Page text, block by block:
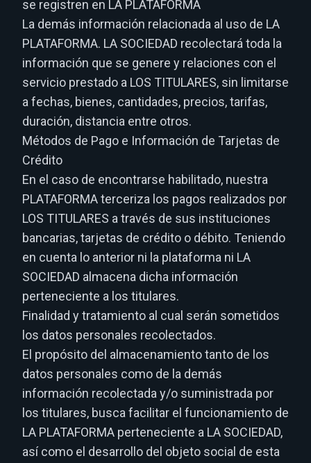
se registren en LA PLATAFORMA
La demás información relacionada al uso de LA
PLATAFORMA. LA SOCIEDAD recolectará toda la
información que se genere y relaciones con el
servicio prestado a LOS TITULARES, sin limitarse
a fechas, bienes, cantidades, precios, tarifas,
duración, distancia entre otros.
Métodos de Pago e Información de Tarjetas de
Crédito
En el caso de encontrarse habilitado, nuestra
PLATAFORMA terceriza los pagos realizados por
LOS TITULARES a través de sus instituciones
bancarias, tarjetas de crédito o débito. Teniendo
en cuenta lo anterior ni la plataforma ni LA
SOCIEDAD almacena dicha información
perteneciente a los titulares.
Finalidad y tratamiento al cual serán sometidos
los datos personales recolectados.
El propósito del almacenamiento tanto de los
datos personales como de la demás
información recolectada y/o suministrada por
los titulares, busca facilitar el funcionamiento de
LA PLATAFORMA perteneciente a LA SOCIEDAD,
así como el desarrollo del objeto social de esta